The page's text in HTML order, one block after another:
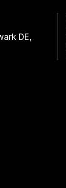
DE,